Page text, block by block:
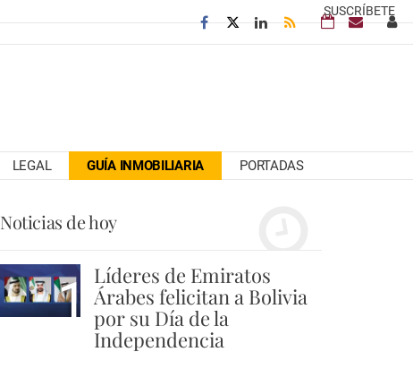
SUSCRÍBETE
LEGAL GUÍA INMOBILIARIA PORTADAS
Noticias de hoy
1 Líderes de Emiratos
Árabes felicitan a Bolivia
por su Día de la
Independencia